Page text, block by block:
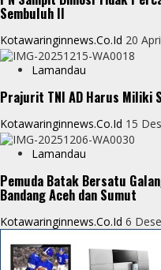
rSembuluh II
Kotawaringinnews.co.id 20
Lamandau
Prajurit TNI AD Harus Miliki
Kotawaringinnews.co.id 15
Lamandau
Pemuda Batak Bersatu
Bandang Aceh dan Sumut
Kotawaringinnews.co.id 6